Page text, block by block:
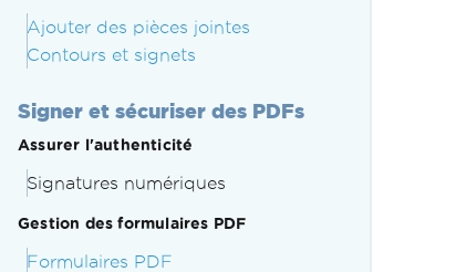
Ajouter des pièces jointes
Contours et signets
Signer et sécuriser des PDFs
Assurer l'authenticité
Signatures numériques
Gestion des formulaires PDF
Formulaires PDF